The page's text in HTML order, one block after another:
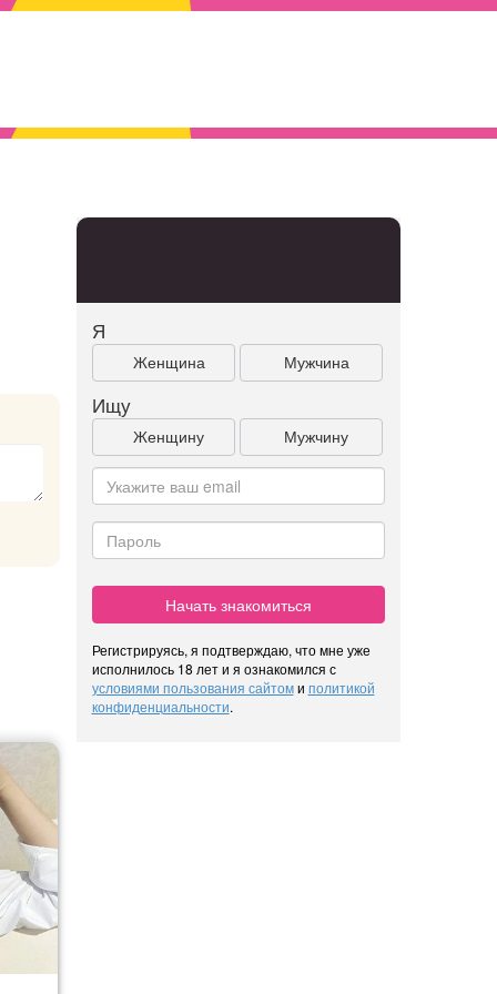
Я
Женщина Мужчина
Ищу
Женщину Мужчину
Начать знакомиться
Регистрируясь, я подтверждаю, что мне уже
исполнилось 18 лет и я ознакомился с
условиями пользования сайтоми политикой
конфиденциальности.